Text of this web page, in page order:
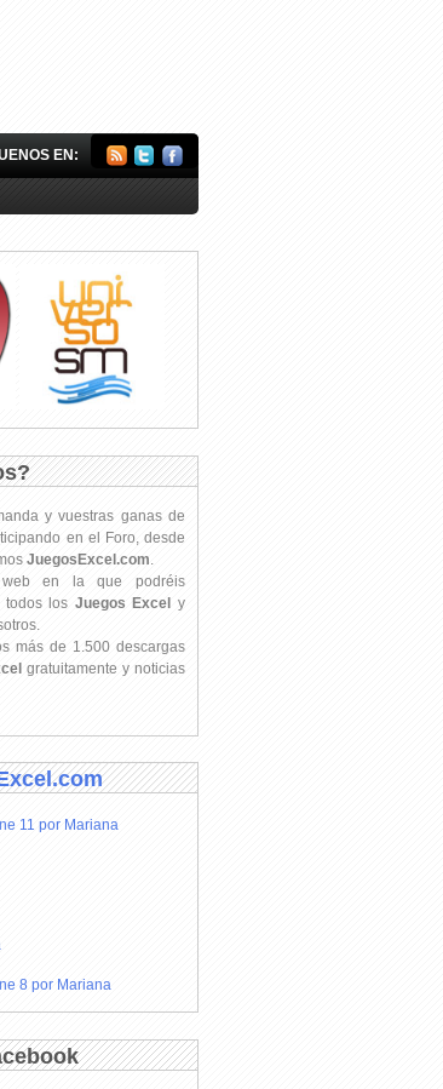
EN:
y vuestras ganas de
en el Foro, desde
JuegosExcel.com
en la que podréis
todos los Juegos Excel y
más de 1.500 descargas
gratuitamente y noticias
11 por Mariana
8 por Mariana